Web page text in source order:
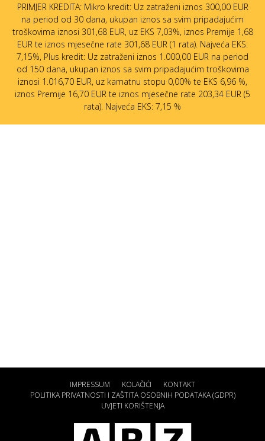
PRIMJER KREDITA: Mikro kredit: Uz zatraženi iznos 300,00 EUR
na period od 30 dana, ukupan iznos sa svim pripadajućim
troškovima iznosi 301,68 EUR, uz EKS 7,03%, iznos Premije 1,68
EUR te iznos mjesečne rate 301,68 EUR (1 rata). Najveća EKS:
7,15%, Plus kredit: Uz zatraženi iznos 1.000,00 EUR na period
od 150 dana, ukupan iznos sa svim pripadajućim troškovima
iznosi 1.016,70 EUR, uz kamatnu stopu 0,00% te EKS 6,96 %,
iznos Premije 16,70 EUR te iznos mjesečne rate 203,34 EUR (5
rata). Najveća EKS: 7,15 %
IMPRESSUM KOLAČIĆI
KONTAKT
POLITIKA PRIVATNOSTI I ZAŠTITA OSOBNIH PODATAKA (GDPR)
UVJETI KORIŠTENJA